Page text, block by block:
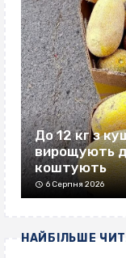
До 12 кг з
вирощують
коштують
6 Серпня 2026
НАЙБІЛЬШЕ